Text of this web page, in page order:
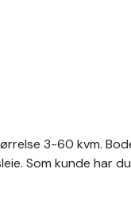
3-60 kvm.
Som kunde har